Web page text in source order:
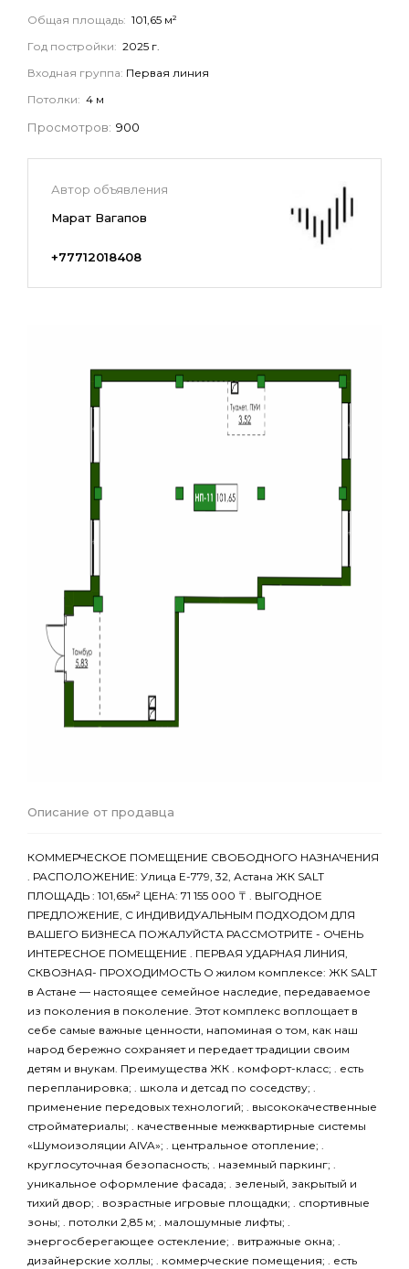
Описание от продавца
КОММЕРЧЕСКОЕ ПОМЕЩЕНИЕ СВОБОДНОГО НАЗНАЧЕНИЯ
. РАСПОЛОЖЕНИЕ: Улица Е-779, 32, Астана ЖК SALT
ПЛОЩАДЬ : 101,65м² ЦЕНА: 71 155 000 ₸ . ВЫГОДНОЕ
ПРЕДЛОЖЕНИЕ, С ИНДИВИДУАЛЬНЫМ ПОДХОДОМ ДЛЯ
ВАШЕГО БИЗНЕСА ПОЖАЛУЙСТА РАССМОТРИТЕ - ОЧЕНЬ
ИНТЕРЕСНОЕ ПОМЕЩЕНИЕ . ПЕРВАЯ УДАРНАЯ ЛИНИЯ,
СКВОЗНАЯ- ПРОХОДИМОСТЬ О жилом комплексе: ЖК SALT
в Астане — настоящее семейное наследие, передаваемое
из поколения в поколение. Этот комплекс воплощает в
себе самые важные ценности, напоминая о том, как наш
народ бережно сохраняет и передает традиции своим
детям и внукам. Преимущества ЖК . комфорт-класс; . есть
перепланировка; . школа и детсад по соседству; .
применение передовых технологий; . высококачественные
стройматериалы; . качественные межквартирные системы
«Шумоизоляции AIVA»; . центральное отопление; .
круглосуточная безопасность; . наземный паркинг; .
уникальное оформление фасада; . зеленый, закрытый и
тихий двор; . возрастные игровые площадки; . спортивные
зоны; . потолки 2,85 м; . малошумные лифты; .
энергосберегающее остекление; . витражные окна; .
дизайнерские холлы; . коммерческие помещения; . есть
Общая площадь: 101,65 м²
Год постройки: 2025 г.
Входная группа: Первая линия
Потолки: 4 м
Просмотров: 900
Автор объявления
Марат Вагапов
+77712018408